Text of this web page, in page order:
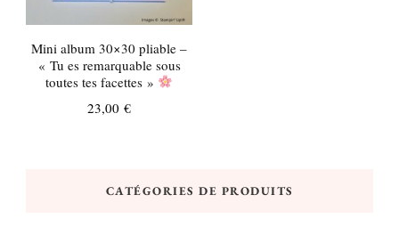
Mini album 30×30 pliable –
« Tu es remarquable sous
toutes tes facettes »
23,00€
CATÉGORIES DE PRODUITS